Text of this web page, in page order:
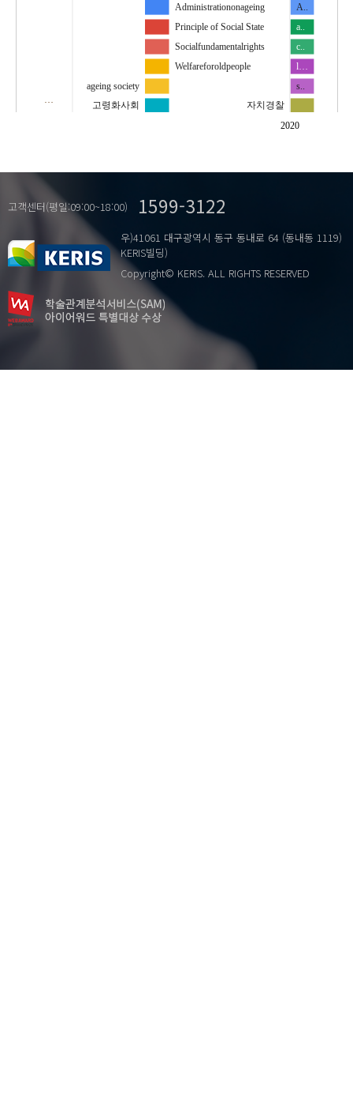
2020
…
Administrationonageing
A..
Principle of Social State
Socialfundamentalrights
Welfareforoldpeople
ageing society
a..
c..
l…
s..
고령화사회
자치경찰
자치분권
고객센터(평일:09:00~18:00) 1599-3122
우)41061 대구광역시 동구 동내로 64 (동내동 1119)
KERIS빌딩)
Copyright© KERIS. ALL RIGHTS RESERVED